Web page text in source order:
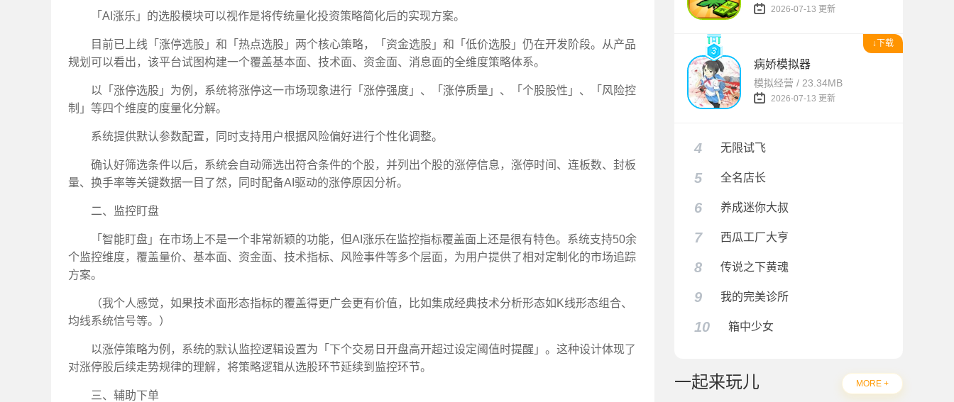
「AI涨乐」的选股模块可以视作是将传统量化投资策略简化后的实现方案。
目前已上线「涨停选股」和「热点选股」两个核心策略，「资金选股」和「低价选股」仍在开发阶段。从产品
规划可以看出，该平台试图构建一个覆盖基本面、技术面、资金面、消息面的全维度策略体系。
以「涨停选股」为例，系统将涨停这一市场现象进行「涨停强度」、「涨停质量」、「个股股性」、「风险控
制」等四个维度的度量化分解。
系统提供默认参数配置，同时支持用户根据风险偏好进行个性化调整。
确认好筛选条件以后，系统会自动筛选出符合条件的个股，并列出个股的涨停信息，涨停时间、连板数、封板
量、换手率等关键数据一目了然，同时配备AI驱动的涨停原因分析。
二、监控盯盘
「智能盯盘」在市场上不是一个非常新颖的功能，但AI涨乐在监控指标覆盖面上还是很有特色。系统支持50余
个监控维度，覆盖量价、基本面、资金面、技术指标、风险事件等多个层面，为用户提供了相对定制化的市场追踪
方案。
（我个人感觉，如果技术面形态指标的覆盖得更广会更有价值，比如集成经典技术分析形态如K线形态组合、
均线系统信号等。）
以涨停策略为例，系统的默认监控逻辑设置为「下个交易日开盘高开超过设定阈值时提醒」。这种设计体现了
对涨停股后续走势规律的理解，将策略逻辑从选股环节延续到监控环节。
三、辅助下单
2026-07-13 更新
↓下载
病娇模拟器
模拟经营 / 23.34MB
2026-07-13 更新
4 无限试飞
5 全名店长
6 养成迷你大叔
7 西瓜工厂大亨
8 传说之下黄魂
9 我的完美诊所
10 箱中少女
一起来玩儿 MORE +